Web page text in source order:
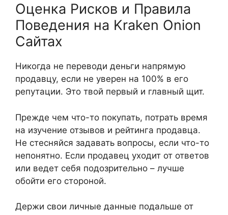
Оценка Рисков и Правила
Поведения на Kraken Onion
Сайтах
Никогда не переводи деньги напрямую
продавцу, если не уверен на 100% в его
репутации. Это твой первый и главный щит.
Прежде чем что-то покупать, потрать время
на изучение отзывов и рейтинга продавца.
Не стесняйся задавать вопросы, если что-то
непонятно. Если продавец уходит от ответов
или ведет себя подозрительно – лучше
обойти его стороной.
Держи свои личные данные подальше от